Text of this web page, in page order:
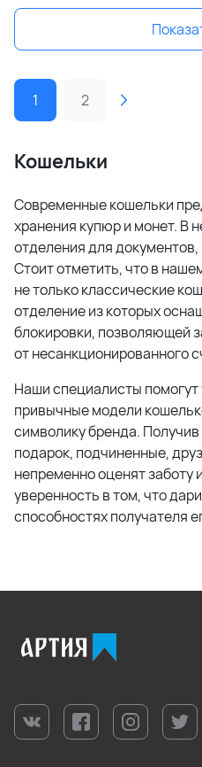
1 2
Кошельки
Современные кошельки
хранения купюр и монет. В
отделения для документов,
Стоит отметить, что в
не только классические
отделение из которых
блокировки, позволяющей
от несанкционированного
Наши специалисты помогут
привычные модели
символику бренда.
подарок, подчиненные,
непременно оценят заботу
уверенность в том, что
способностях получателя